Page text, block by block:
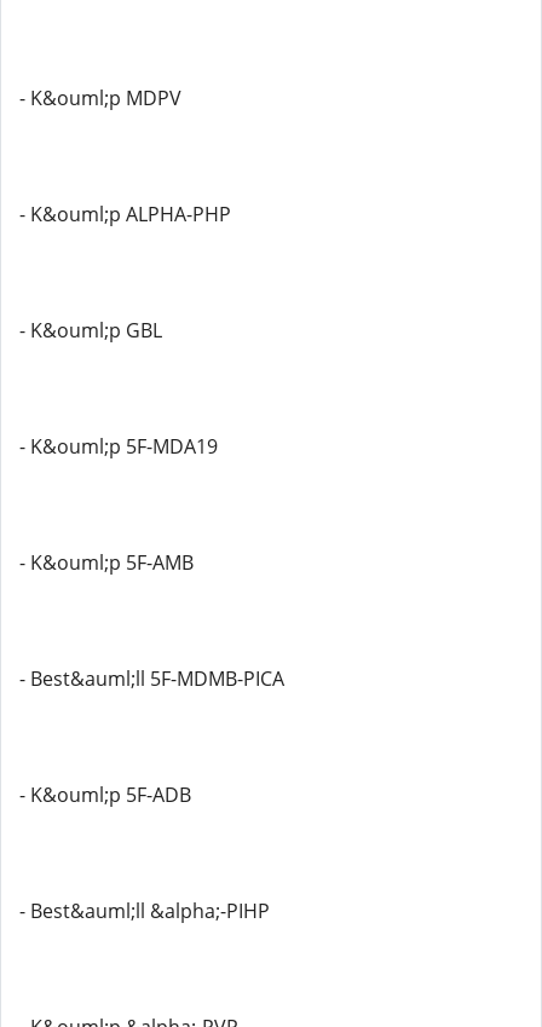
- K&ouml;p MDPV
- K&ouml;p ALPHA-PHP
- K&ouml;p GBL
- K&ouml;p 5F-MDA19
- K&ouml;p 5F-AMB
- Best&auml;ll 5F-MDMB-PICA
- K&ouml;p 5F-ADB
- Best&auml;ll &alpha;-PIHP